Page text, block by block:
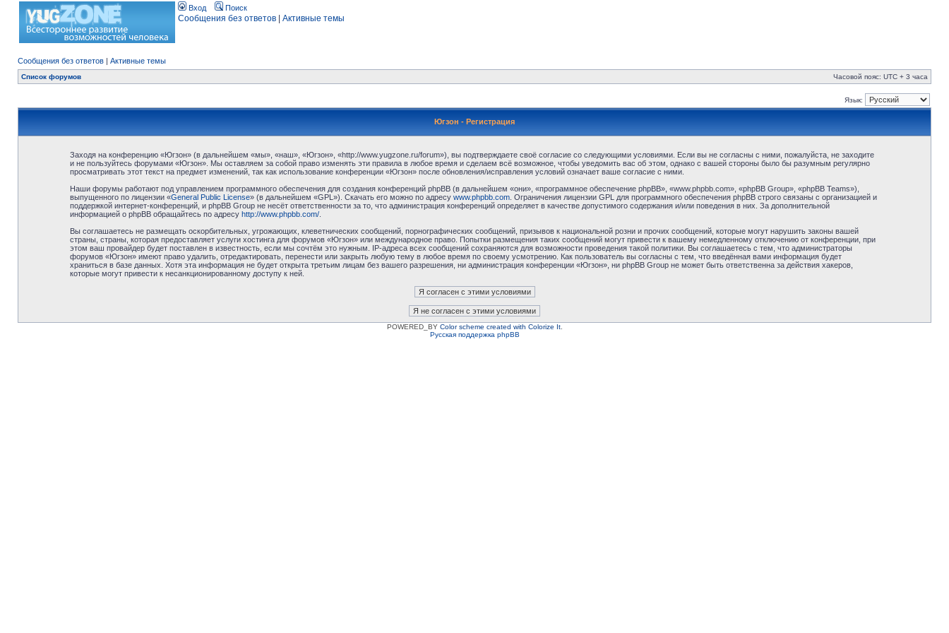
Вход Поиск
Сообщения без ответов Активные темы
Сообщения без ответов | Активные темы
Список форумов Часовой пояс: UTC + 3 часа
Язык:
Югзон - Регистрация
Заходя на конференцию «Югзон» (в дальнейшем «мы», «наш», «Югзон», «http://www.yugzone.ru/forum»), вы подтверждаете своё согласие со следующими условиями. Если вы не согласны с ними, пожалуйста, не заходите
и не пользуйтесь форумами «Югзон». Мы оставляем за собой право изменять эти правила в любое время и сделаем всё возможное, чтобы уведомить вас об этом, однако с вашей стороны было бы разумным регулярно
просматривать этот текст на предмет изменений, так как использование конференции «Югзон» после обновления/исправления условий означает ваше согласие с ними.
Наши форумы работают под управлением программного обеспечения для создания конференций phpBB (в дальнейшем «они», «программное обеспечение phpBB», «www.phpbb.com», «phpBB Group», «phpBB Teams»),
выпущенного по лицензии «General Public License» (в дальнейшем «GPL»). Скачать его можно по адресу www.phpbb.com. Ограничения лицензии GPL для программного обеспечения phpBB строго связаны с организацией и
поддержкой интернет-конференций, и phpBB Group не несёт ответственности за то, что администрация конференций определяет в качестве допустимого содержания и/или поведения в них. За дополнительной
информацией о phpBB обращайтесь по адресу http://www.phpbb.com/.
Вы соглашаетесь не размещать оскорбительных, угрожающих, клеветнических сообщений, порнографических сообщений, призывов к национальной розни и прочих сообщений, которые могут нарушить законы вашей
страны, страны, которая предоставляет услуги хостинга для форумов «Югзон» или международное право. Попытки размещения таких сообщений могут привести к вашему немедленному отключению от конференции, при
этом ваш провайдер будет поставлен в известность, если мы сочтём это нужным. IP-адреса всех сообщений сохраняются для возможности проведения такой политики. Вы соглашаетесь с тем, что администраторы
форумов «Югзон» имеют право удалить, отредактировать, перенести или закрыть любую тему в любое время по своему усмотрению. Как пользователь вы согласны с тем, что введённая вами информация будет
храниться в базе данных. Хотя эта информация не будет открыта третьим лицам без вашего разрешения, ни администрация конференции «Югзон», ни phpBB Group не может быть ответственна за действия хакеров,
которые могут привести к несанкционированному доступу к ней.
POWERED_BY Color scheme created with Colorize It.
Русская поддержка phpBB